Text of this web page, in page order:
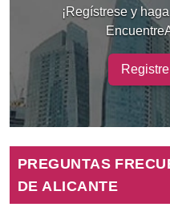
¡Regístrese y
PREGUNTAS
DE ALICANTE